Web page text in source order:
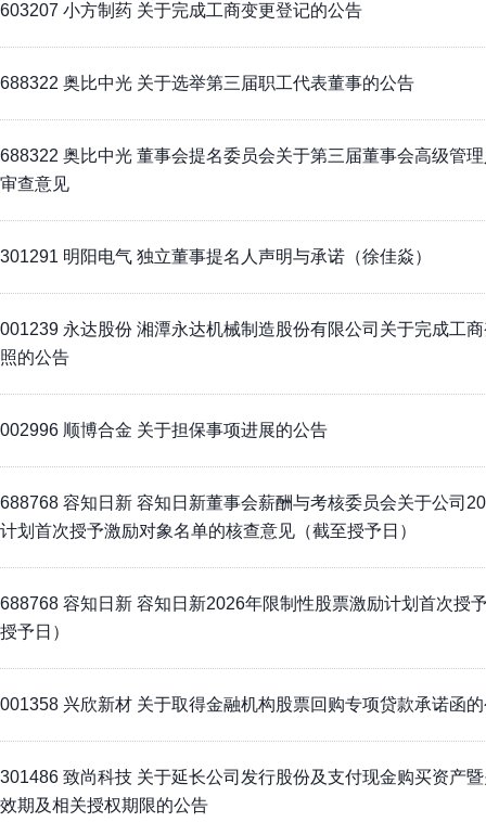
603207 小方制药 关于完成工商变更登记的公告
688322 奥比中光 关于选举第三届职工代表董事的公告
688322 奥比中光 董事会提名委员会关于第三届董事会高级管
审查意见
301291 明阳电气 独立董事提名人声明与承诺（徐佳焱）
001239 永达股份 湘潭永达机械制造股份有限公司关于完成工
照的公告
002996 顺博合金 关于担保事项进展的公告
688768 容知日新 容知日新董事会薪酬与考核委员会关于公司
计划首次授予激励对象名单的核查意见（截至授予日）
688768 容知日新 容知日新2026年限制性股票激励计划首次授
授予日）
001358 兴欣新材 关于取得金融机构股票回购专项贷款承诺函
301486 致尚科技 关于延长公司发行股份及支付现金购买资产
效期及相关授权期限的公告